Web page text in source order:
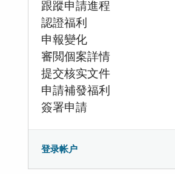
跟蹤申請進程
認證福利
申報變化
審閲個案詳情
提交核实文件
申請補發福利
簽署申請
登录帐户